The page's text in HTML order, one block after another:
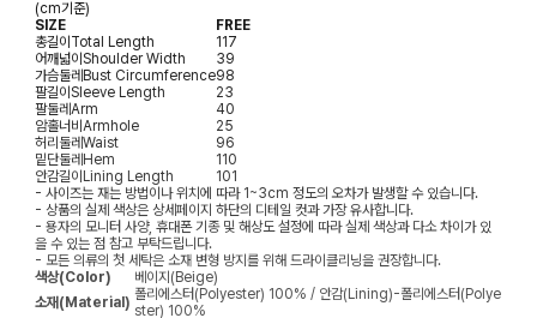
(cm기준)
SIZE
FREE
총길이Total Length
117
어깨넓이Shoulder Width
39
가슴둘레Bust Circumference98
팔길이Sleeve Length
23
팔둘레Arm
40
암홀너비Armhole
25
허리둘레Waist
96
밑단둘레Hem
110
안감길이Lining Length
101
- 사이즈는 재는 방법이나 위치에 따라 1~3cm 정도의 오차가 발생할 수 있습니다.
- 상품의 실제 색상은 상세페이지 하단의 디테일 컷과 가장 유사합니다.
- 용자의 모니터 사양, 휴대폰 기종 및 해상도 설정에 따라 실제 색상과 다소 차이가 있
을 수 있는 점 참고 부탁드립니다.
- 모든 의류의 첫 세탁은 소재 변형 방지를 위해 드라이클리닝을 권장합니다.
색상(Color)
베이지(Beige)
소재(Material) 폴리에스터(Polyester) 100% / 안감(Lining)-폴리에스터(Polye
ster) 100%